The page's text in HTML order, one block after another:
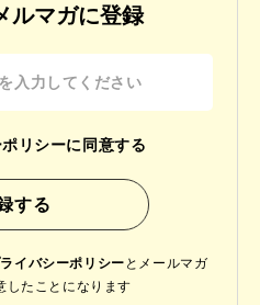
ルマガに登録
リシーに同意する
イバシーポリシー と メールマガ
したことになります